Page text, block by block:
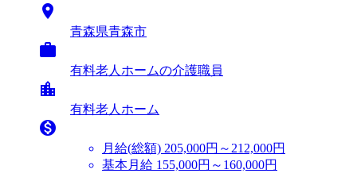

青森県青森市

有料老人ホームの介護職員
location_city
有料老人ホーム

月給(総額) 205,000円～212,000円
基本月給 155,000円～160,000円